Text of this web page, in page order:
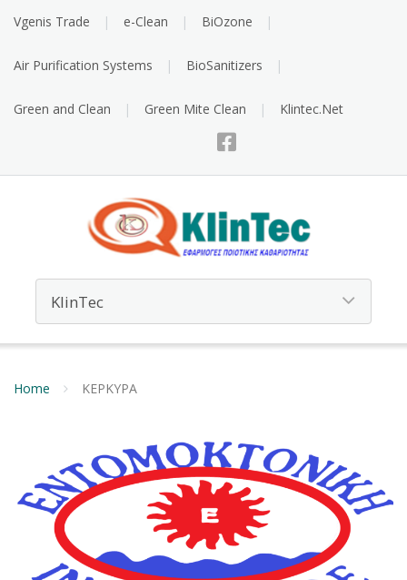
Vgenis Trade e-Clean BiOzone
Air Purification Systems BioSanitizers
Green and Clean Green Mite Clean Klintec.Net
Home ΚΕΡΚΥΡΑ